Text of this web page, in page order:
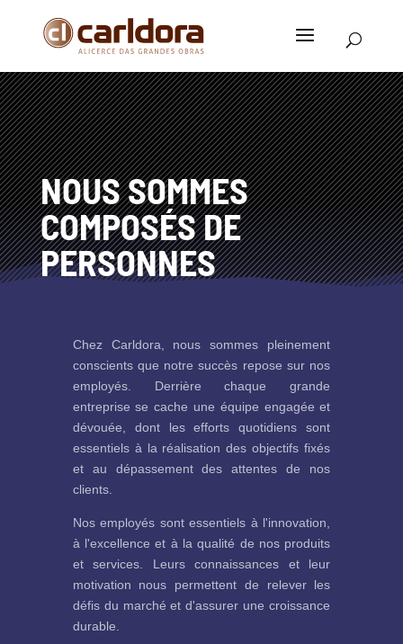
NOUS SOMMES
COMPOSÉS DE
PERSONNES
Chez Carldora, nous sommes pleinement
conscients que notre succès repose sur nos
employés. Derrière chaque grande
entreprise se cache une équipe engagée et
dévouée, dont les efforts quotidiens sont
essentiels à la réalisation des objectifs fixés
et au dépassement des attentes de nos
clients.
Nos employés sont essentiels à l'innovation,
à l'excellence et à la qualité de nos produits
et services. Leurs connaissances et leur
motivation nous permettent de relever les
défis du marché et d'assurer une croissance
durable.